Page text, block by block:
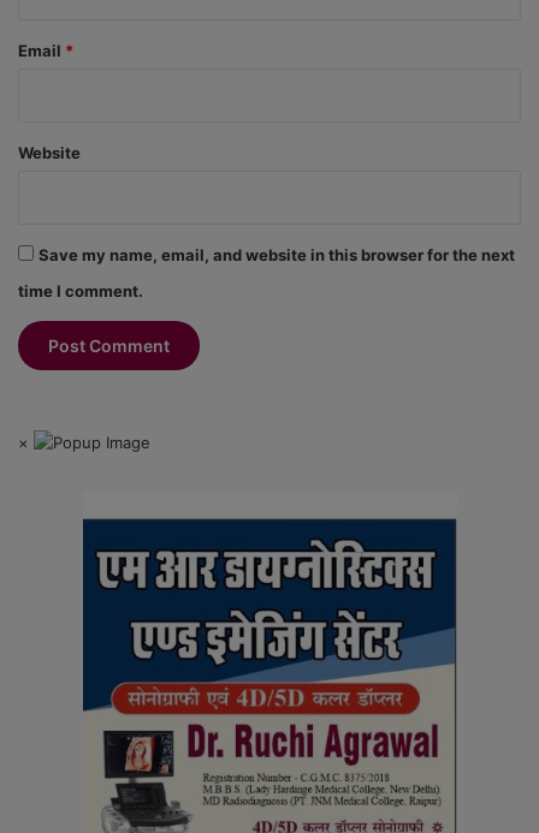
Email *
Website
Save my name, email, and website in this browser for the next
time I comment.
×